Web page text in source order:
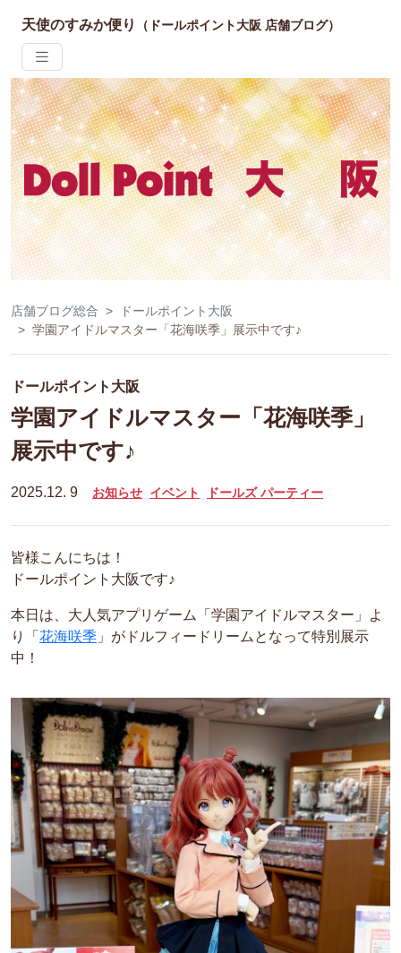
天使のすみか便り （ドールポイント大阪 店舗ブログ）
店舗ブログ総合
ドールポイント大阪
学園アイドルマスター「花海咲季」展示中です♪
ドールポイント大阪
学園アイドルマスター「花海咲季」
展示中です♪
2025.12. 9 お知らせ イベント ドールズ パーティー
皆様こんにちは！
ドールポイント大阪です♪
本日は、大人気アプリゲーム「学園アイドルマスター」よ
り「 花海咲季 」がドルフィードリームとなって特別展示
中！